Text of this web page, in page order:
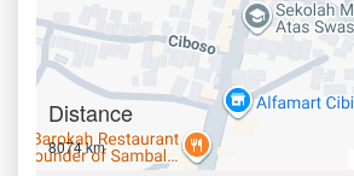
Distance
8074 km